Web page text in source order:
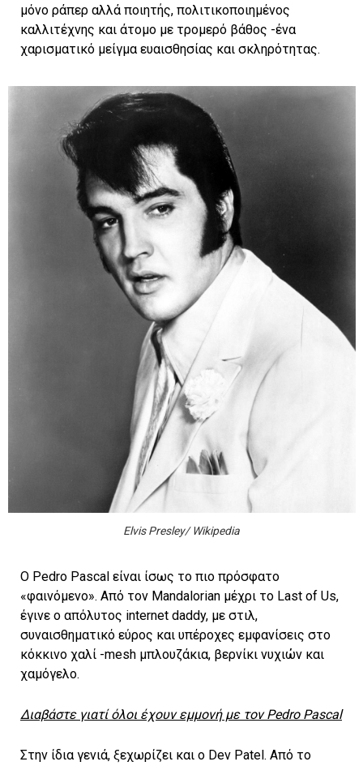
μόνο ράπερ αλλά ποιητής, πολιτικοποιημένος
καλλιτέχνης και άτομο με τρομερό βάθος -ένα
χαρισματικό μείγμα ευαισθησίας και σκληρότητας.
Elvis Presley/ Wikipedia
Ο Pedro Pascal είναι ίσως το πιο πρόσφατο
«φαινόμενο». Από τον Mandalorian μέχρι το Last of Us,
έγινε ο απόλυτος internet daddy, με στιλ,
συναισθηματικό εύρος και υπέροχες εμφανίσεις στο
κόκκινο χαλί -mesh μπλουζάκια, βερνίκι νυχιών και
χαμόγελο.
Διαβάστε γιατί όλοι έχουν εμμονή με τον Pedro Pascal
Στην ίδια γενιά, ξεχωρίζει και ο Dev Patel. Από το